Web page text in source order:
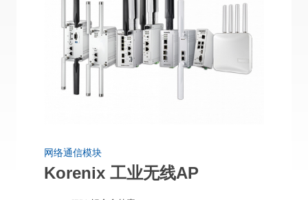
网络通信模块
Korenix 工业无线AP